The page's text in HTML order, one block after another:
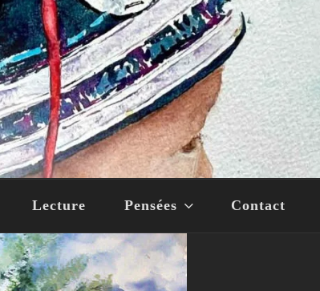
Lecture Pensées Contact